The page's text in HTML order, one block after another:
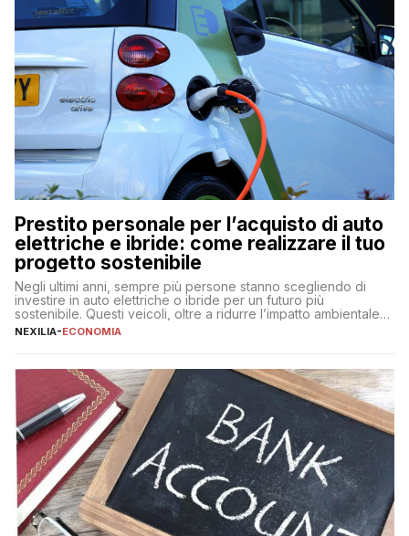
Prestito personale per l’acquisto di auto
elettriche e ibride: come realizzare il tuo
progetto sostenibile
Negli ultimi anni, sempre più persone stanno scegliendo di
investire in auto elettriche o ibride per un futuro più
sostenibile. Questi veicoli, oltre a ridurre l’impatto ambientale,
offrono vantaggi economici a lungo termine, come minori costi
fare se non […]
NEXILIA-ECONOMIA